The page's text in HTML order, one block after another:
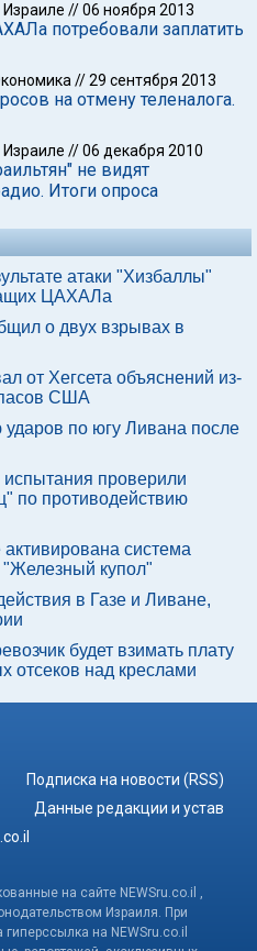
Израиле //06 ноября 2013
потребовали заплатить
//29 сентября 2013
на отмену теленалога.
Израиле //06 декабря 2010
не видят
Итоги опроса
атаки "Хизбаллы"
ЦАХАЛа
о двух взрывах в
от Хегсета объяснений из-
США
по югу Ливана после
проверили
по противодействию
система
"Железный купол"
в Газе и Ливане,
будет взимать плату
отсеков над креслами
Подписка на новости (RSS)
Данные редакции и устав
на сайте NEWSru.co.il ,
Израиля. При
на NEWSru.co.il